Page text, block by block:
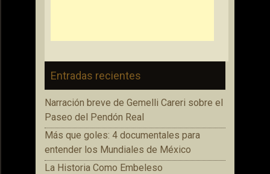
Entradas recientes
Narración breve de Gemelli Careri sobre el
Paseo del Pendón Real
Más que goles: 4 documentales para
entender los Mundiales de México
La Historia Como Embeleso